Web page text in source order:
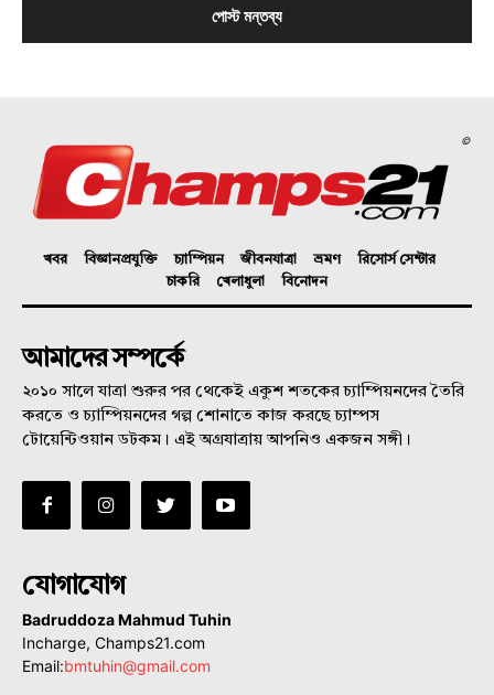
©
খবর বিজ্ঞানপ্রযুক্তি চ্যাম্পিয়ন জীবনযাত্রা ভ্রমণ
রিসোর্স সেন্টার
চাকরি
খেলাধুলা বিনোদন
আমাদের সম্পর্কে
২০১০ সালে যাত্রা শুরুর পর থেকেই একুশ শতকের চ্যাম্পিয়নদের তৈরি
করতে ও চ্যাম্পিয়নদের গল্প শোনাতে কাজ করছে চ্যাম্পস
টোয়েন্টিওয়ান ডটকম। এই অগ্রযাত্রায় আপনিও একজন সঙ্গী।
যোগাযোগ
Badruddoza Mahmud Tuhin
Incharge, Champs21.com
Email:bmtuhin@gmail.com